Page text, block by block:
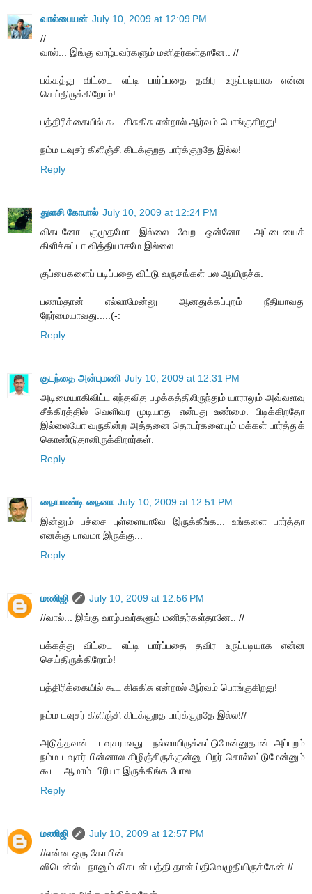
வால்பையன் July 10, 2009 at 12:09 PM
//
வால்... இங்கு வாழ்பவர்களும் மனிதர்கள்தானே.. //
பக்கத்து விட்டை எட்டி பார்ப்பதை தவிர உருப்படியாக என்ன
செய்திருக்கிறோம்!
பத்திரிக்கையில் கூட கிசுகிசு என்றால் ஆர்வம் பொங்குகிறது!
நம்ம டவுசர் கிளிஞ்சி கிடக்குறத பார்க்குறதே இல்ல!
Reply
துளசி கோபால் July 10, 2009 at 12:24 PM
விகடனோ குமுதமோ இல்லை வேற ஒன்னோ.....அட்டையைக்
கிளிச்சுட்டா வித்தியாசமே இல்லை.
குப்பைகளைப் படிப்பதை விட்டு வருசங்கள் பல ஆயிருச்சு.
பணம்தான் எல்லாமேன்னு ஆனதுக்கப்புறம் நீதியாவது
நேர்மையாவது.....(-:
Reply
குடந்தை அன்புமணி July 10, 2009 at 12:31 PM
அடிமையாகிவிட்ட எந்தவித பழக்கத்திலிருந்தும் யாராலும் அவ்வளவு
சீக்கிரத்தில் வெளிவர முடியாது என்பது உண்மை. பிடிக்கிறதோ
இல்லையோ வருகின்ற அத்தனை தொடர்களையும் மக்கள் பார்த்துக்
கொண்டுதானிருக்கிறார்கள்.
Reply
நையாண்டி நைனா July 10, 2009 at 12:51 PM
இன்னும் பச்சை புள்ளையாவே இருக்கீங்க... உங்களை பார்த்தா
எனக்கு பாவமா இருக்கு...
Reply
மணிஜி
July 10, 2009 at 12:56 PM
//வால்... இங்கு வாழ்பவர்களும் மனிதர்கள்தானே.. //
பக்கத்து விட்டை எட்டி பார்ப்பதை தவிர உருப்படியாக என்ன
செய்திருக்கிறோம்!
பத்திரிக்கையில் கூட கிசுகிசு என்றால் ஆர்வம் பொங்குகிறது!
நம்ம டவுசர் கிளிஞ்சி கிடக்குறத பார்க்குறதே இல்ல!//
அடுத்தவன் டவுசராவது நல்லாயிருக்கட்டுமேன்னுதான்..அப்புறம்
நம்ம டவுசர் பின்னால கிழிஞ்சிருக்குன்னு பிறர் சொல்லட்டுமேன்னும்
கூட...ஆமாம்..பிரியா இருக்கிங்க போல..
Reply
மணிஜி
July 10, 2009 at 12:57 PM
//என்ன ஒரு கோயின்
ஸிடென்ஸ்.. நானும் விகடன் பத்தி தான் ப்திவெழுதியிருக்கேன்.//